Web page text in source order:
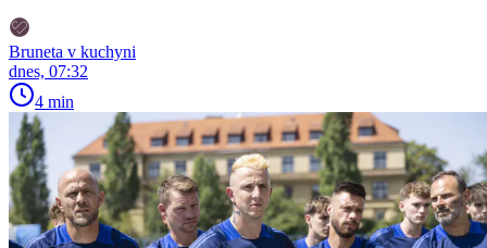
Bruneta v kuchyni
dnes, 07:32
4 min